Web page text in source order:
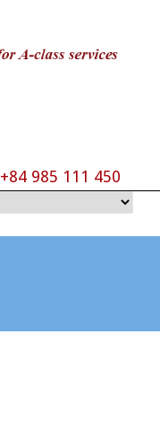
+84 985 111 450